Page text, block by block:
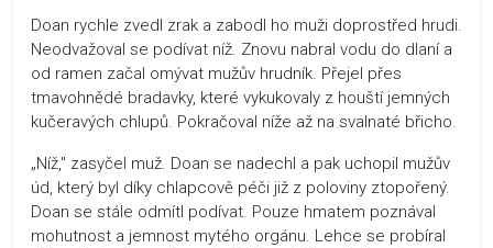
Doan rychle zvedl zrak a zabodl ho muži doprostřed hrudi.
Neodvažoval se podívat níž. Znovu nabral vodu do dlaní a
od ramen začal omývat mužův hrudník. Přejel přes
tmavohnědé bradavky, které vykukovaly z houští jemných
kučeravých chlupů. Pokračoval níže až na svalnaté břicho.
„Níž," zasyčel muž. Doan se nadechl a pak uchopil mužův
úd, který byl díky chlapcově péči již z poloviny ztopořený.
Doan se stále odmítl podívat. Pouze hmatem poznával
mohutnost a jemnost mytého orgánu. Lehce se probíral